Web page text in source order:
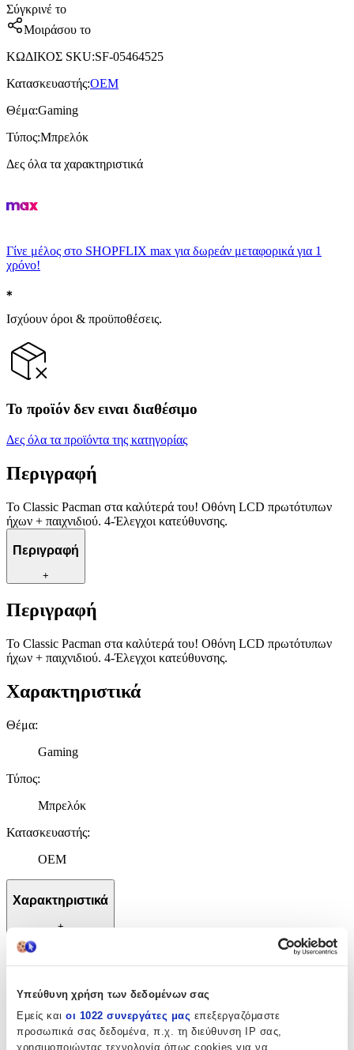
Υπεύθυνη χρήση των δεδομένων σας
Εμείς και οι 1022 συνεργάτες μας επεξεργαζόμαστε
προσωπικά σας δεδομένα, π.χ. τη διεύθυνση IP σας,
χρησιμοποιώντας τεχνολογία όπως cookies για να
Σύγκρινέ το
Μοιράσου το
ΚΩΔΙΚΟΣ SKU:SF-05464525
Κατασκευαστής:OEM
Θέμα:Gaming
Τύπος:Μπρελόκ
Δες όλα τα χαρακτηριστικά
Γίνε μέλος στο SHOPFLIX max για δωρεάν μεταφορικά για 1
χρόνο!
Ισχύουν όροι & προϋποθέσεις.
Το προϊόν δεν ειναι διαθέσιμο
Δες όλα τα προϊόντα της κατηγορίας
Περιγραφή
Το Classic Pacman στα καλύτερά του! Οθόνη LCD πρωτότυπων
ήχων + παιχνιδιού. 4-Έλεγχοι κατεύθυνσης.
Περιγραφή
+
Περιγραφή
Το Classic Pacman στα καλύτερά του! Οθόνη LCD πρωτότυπων
ήχων + παιχνιδιού. 4-Έλεγχοι κατεύθυνσης.
Χαρακτηριστικά
Θέμα:
Gaming
Τύπος:
Μπρελόκ
Κατασκευαστής:
OEM
Χαρακτηριστικά
+
Χαρακτηριστικά
Θέμα:
Gaming